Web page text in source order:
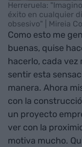
Herreruela:
éxito en cualquier
obsesivo" | Mireia
Como esto me
buenas, quise
hacerlo, cada vez
sentir esta
manera. Ahora
con la
un proyecto
ver con la
motiva mucho.